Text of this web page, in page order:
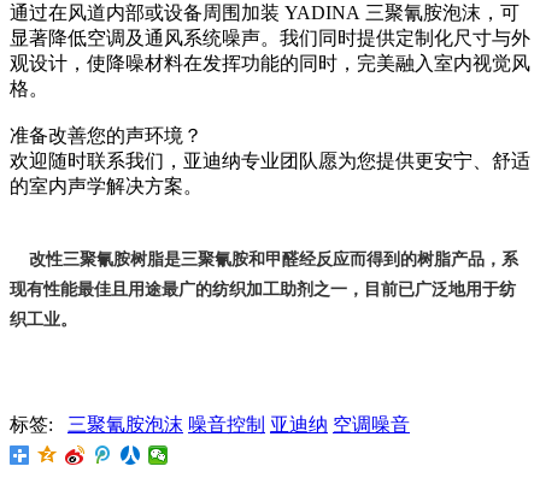
通过在风道内部或设备周围加装 YADINA 三聚氰胺泡沫，可
显著降低空调及通风系统噪声。我们同时提供定制化尺寸与外
观设计，使降噪材料在发挥功能的同时，完美融入室内视觉风
格。
准备改善您的声环境？
欢迎随时联系我们，亚迪纳专业团队愿为您提供更安宁、舒适
的室内声学解决方案。
改性三聚氰胺树脂是三聚氰胺和甲醛经反应而得到的树脂产品，系
现有性能最佳且用途最广的纺织加工助剂之一，目前已广泛地用于纺
织工业。
标签: 三聚氰胺泡沫 噪音控制 亚迪纳 空调噪音